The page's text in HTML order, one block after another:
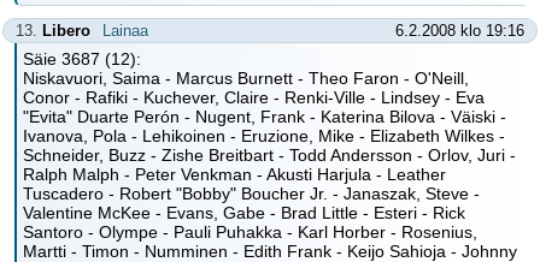
13. Libero Lainaa 6.2.2008 klo 19:16
Säie 3687 (12):
Niskavuori, Saima - Marcus Burnett - Theo Faron - O'Neill,
Conor - Rafiki - Kuchever, Claire - Renki-Ville - Lindsey - Eva
"Evita" Duarte Perón - Nugent, Frank - Katerina Bilova - Väiski -
Ivanova, Pola - Lehikoinen - Eruzione, Mike - Elizabeth Wilkes -
Schneider, Buzz - Zishe Breitbart - Todd Andersson - Orlov, Juri -
Ralph Malph - Peter Venkman - Akusti Harjula - Leather
Tuscadero - Robert "Bobby" Boucher Jr. - Janaszak, Steve -
Valentine McKee - Evans, Gabe - Brad Little - Esteri - Rick
Santoro - Olympe - Pauli Puhakka - Karl Horber - Rosenius,
Martti - Timon - Numminen - Edith Frank - Keijo Sahioja - Johnny